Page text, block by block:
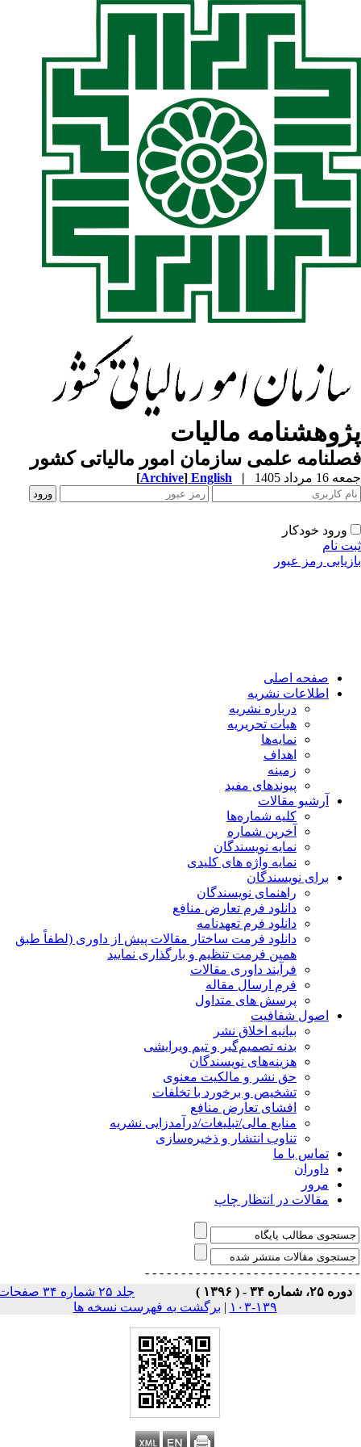
مالیات
علمی سازمان امور مالیاتی کشور
مرداد 1405 |
English
[Archive]
ورود خودکار
نام
رمز عبور
صفحه اصلی
اطلاعات نشریه
درباره نشریه
هیات تحریریه
نمایه‌ها
اهداف
زمینه
پیوندهای مفید
آرشیو مقالات
کلیه شماره‌ها
آخرین شماره
نمایه نویسندگان
نمایه واژه های کلیدی
برای نویسندگان
راهنمای نویسندگان
دانلود فرم تعارض منافع
دانلود فرم تعهدنامه
دانلود فرمت ساختار مقالات پیش از داوری (لطفاً طبق
همین فرمت تنظیم و بارگذاری نمایید
فرآیند داوری مقالات
فرم ارسال مقاله
پرسش های متداول
اصول شفافیت
بیانیه اخلاق نشر
بدنه تصمیم‌گیر و تیم ویرایشی
هزینه‌های نویسندگان
حق نشر و مالکیت معنوی
تشخیص و برخورد با تخلفات
افشای تعارض منافع
منابع مالی/تبلیغات/درآمدزایی نشریه
تناوب انتشار و ذخیره‌سازی
تماس با ما
داوران
مرور
مقالات در انتظار چاپ
- - - - - - - - - - - - -
- - - - - - - - - - - - - - -
دوره ۲۵، شماره ۳۴ - ( ۱۳۹۶ )
جلد ۲۵ شماره ۳۴ صفحات
۱۳۹-۱۰۳
| برگشت به فهرست نسخه ها